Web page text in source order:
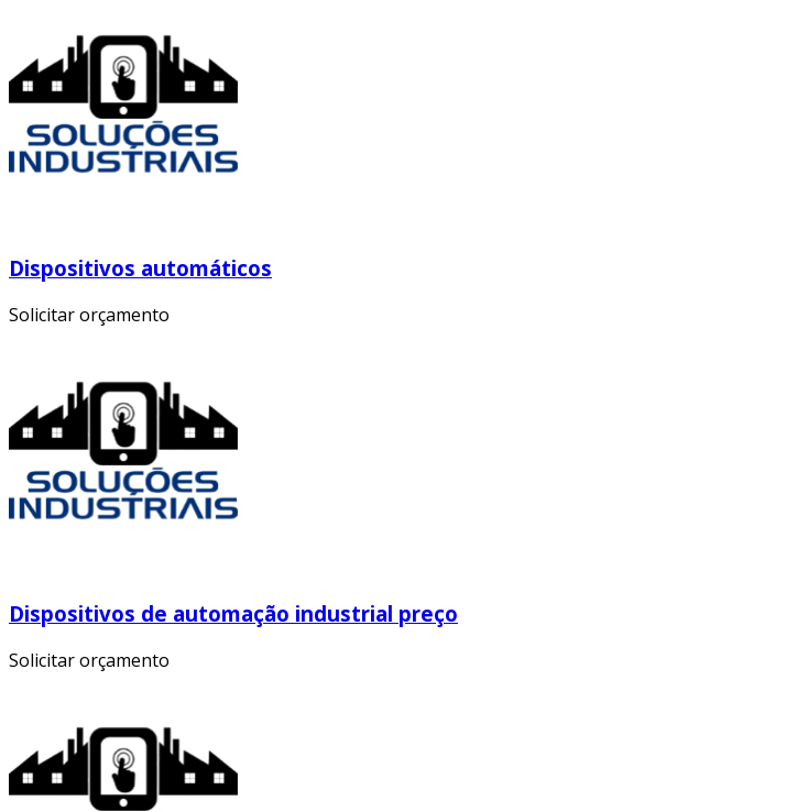
Dispositivos automáticos
Solicitar orçamento
Dispositivos de automação industrial preço
Solicitar orçamento